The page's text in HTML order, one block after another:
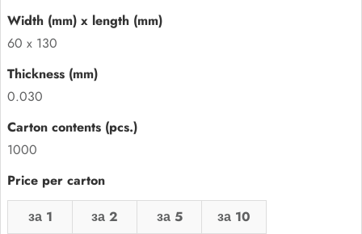
60 x 130
0.030
1000
за 1 за 2 за 5
за 10